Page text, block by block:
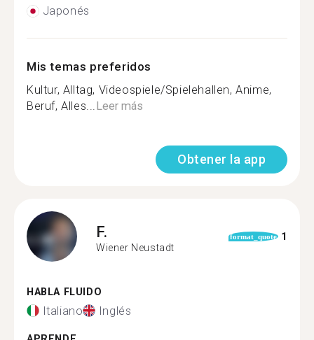
Japonés
Mis temas preferidos
Kultur, Alltag, Videospiele/Spielehallen, Anime,
Beruf, Alles...Leer más
Obtener la app
F.
Wiener Neustadt
format_quote 1
HABLA FLUIDO
Italiano Inglés